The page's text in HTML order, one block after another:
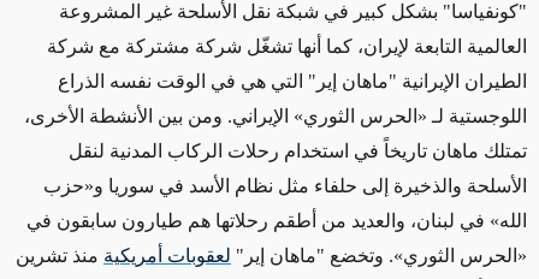
"كونفياسا" بشكل كبير في شبكة نقل الأسلحة غير المشروعة
العالمية التابعة لإيران، كما أنها تشغّل شركة مشتركة مع شركة
الطيران الإيرانية "ماهان إير" التي هي في الوقت نفسه الذراع
اللوجستية لـ « الحرس الثوري» الإيراني. ومن بين الأنشطة الأخرى،
تمتلك ماهان تاريخاً في استخدام رحلات الركاب المدنية لنقل
الأسلحة والذخيرة إلى حلفاء مثل نظام الأسد في سوريا و«حزب
الله» في لبنان، والعديد من أطقم رحلاتها هم طيارون سابقون في
« الحرس الثوري»
. وتخضع "ماهان إير" لعقوبات أمريكية منذ تشرين